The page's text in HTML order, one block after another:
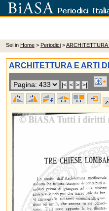
Sei in Home > Periodici >ARCHITETTURA
ARCHITETTURA E ARTI